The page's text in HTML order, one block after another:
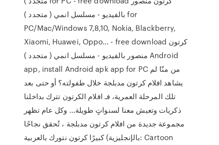
بالفيديو - مسلسل انمي ( متجدد ) for
PC/Mac/Windows 7,8,10, Nokia, Blackberry,
Xiaomi, Huawei, Oppo… - free download كرتون
منصور بالفيديو - مسلسل انمي ( متجدد ) Android
app, install Android apk app for PC من منّا لم
يشاهد افلام كرتون مدبلجة خلال طفولته؟ أو حتى بعد
تلك المرحلة العمرية، فـ افلام الكرتون تترك بداخلنا
ذكريات وتعيش معنا لسنواتٍ طويلة… وكل عام تظهر
مجموعة جديدة من افلام كرتون مدبلجة ، تُحقق نجاحًا
كبيرًا كرتون نتورك بالعربية (بالإنجليزية: Cartoon